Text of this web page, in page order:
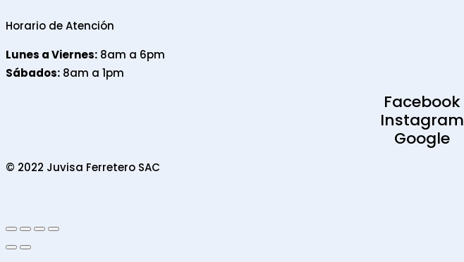
Horario de Atención
Lunes a Viernes: 8am a 6pm
Sábados: 8am a 1pm
Facebook
Instagram
Google
© 2022 Juvisa Ferretero SAC